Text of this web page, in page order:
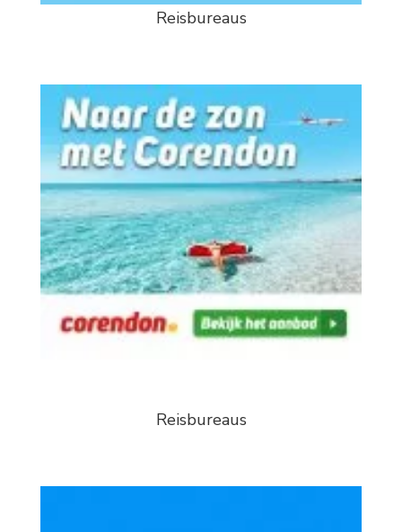
Reisbureaus
Reisbureaus